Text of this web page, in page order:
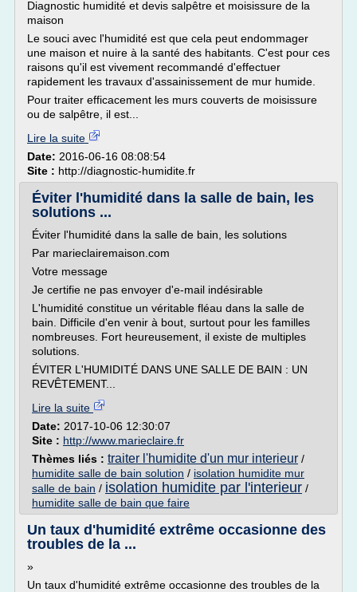
Diagnostic humidité et devis salpêtre et moisissure de la
maison
Le souci avec l'humidité est que cela peut endommager
une maison et nuire à la santé des habitants. C'est pour ces
raisons qu'il est vivement recommandé d'effectuer
rapidement les travaux d'assainissement de mur humide.
Pour traiter efficacement les murs couverts de moisissure
ou de salpêtre, il est...
Lire la suite
Date: 2016-06-16 08:08:54
Site : http://diagnostic-humidite.fr
Éviter l'humidité dans la salle de bain, les
solutions ...
Éviter l'humidité dans la salle de bain, les solutions
Par marieclairemaison.com
Votre message
Je certifie ne pas envoyer d'e-mail indésirable
L'humidité constitue un véritable fléau dans la salle de
bain. Difficile d'en venir à bout, surtout pour les familles
nombreuses. Fort heureusement, il existe de multiples
solutions.
ÉVITER L'HUMIDITÉ DANS UNE SALLE DE BAIN : UN
REVÊTEMENT...
Lire la suite
Date: 2017-10-06 12:30:07
Site : http://www.marieclaire.fr
Thèmes liés : traiter l'humidite d'un mur interieur /
humidite salle de bain solution / isolation humidite mur
salle de bain / isolation humidite par l'interieur /
humidite salle de bain que faire
Un taux d'humidité extrême occasionne des
troubles de la ...
»
Un taux d'humidité extrême occasionne des troubles de la